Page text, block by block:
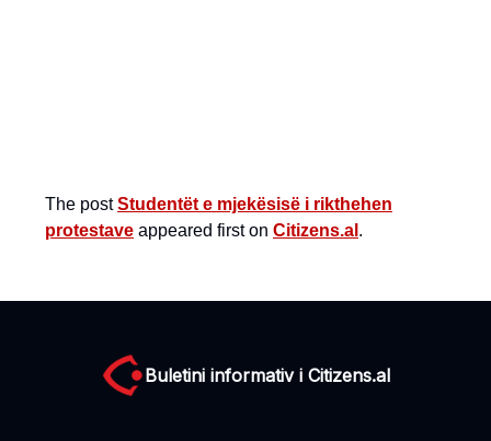
The postStudentët e mjekësisë i rikthehen
protestave appeared first on Citizens.al .
Buletini informativ i Citizens.al